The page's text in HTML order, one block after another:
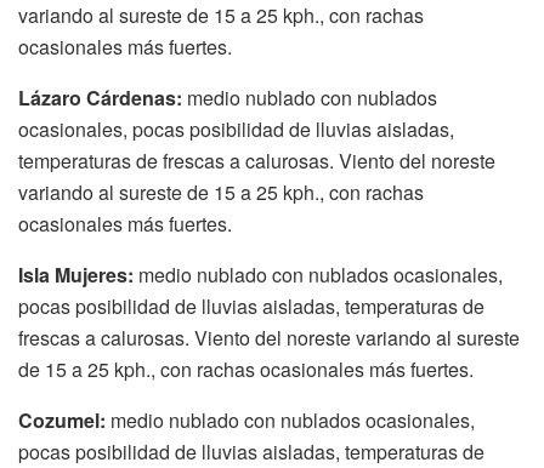
variando al sureste de 15 a 25 kph., con rachas
ocasionales más fuertes.
Lázaro Cárdenas: medio nublado con nublados
ocasionales, pocas posibilidad de lluvias aisladas,
temperaturas de frescas a calurosas. Viento del noreste
variando al sureste de 15 a 25 kph., con rachas
ocasionales más fuertes.
Isla Mujeres: medio nublado con nublados ocasionales,
pocas posibilidad de lluvias aisladas, temperaturas de
frescas a calurosas. Viento del noreste variando al sureste
de 15 a 25 kph., con rachas ocasionales más fuertes.
Cozumel: medio nublado con nublados ocasionales,
pocas posibilidad de lluvias aisladas, temperaturas de